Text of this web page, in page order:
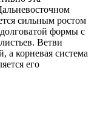
сильным ростом
формы с
Ветви
а корневая система
его